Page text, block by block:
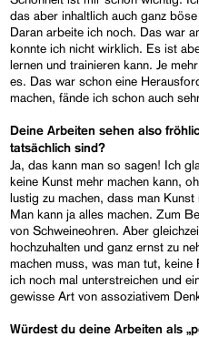
das aber inhaltlich auch ganz
Daran arbeite ich noch. Das war
konnte ich nicht wirklich. Es ist
lernen und trainieren kann. Je
es. Das war schon eine
machen, fände ich schon auch
Deine Arbeiten sehen also
tatsächlich sind?
Ja, das kann man so sagen! Ich
keine Kunst mehr machen kann,
lustig zu machen, dass man
Man kann ja alles machen. Zum
von Schweineohren. Aber
hochzuhalten und ganz ernst zu
machen muss, was man tut,
ich noch mal unterstreichen und
gewisse Art von assoziativem
Würdest du deine Arbeiten als